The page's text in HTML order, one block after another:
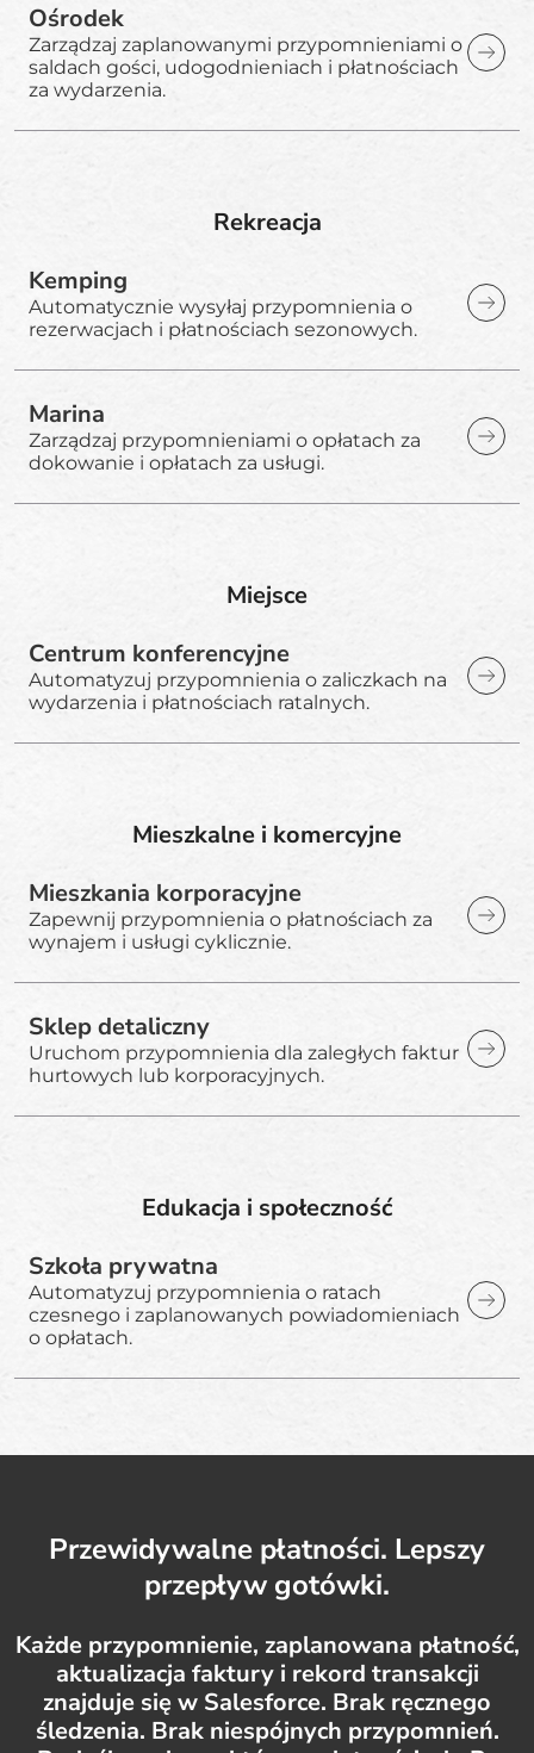
Ośrodek
Zarządzaj zaplanowanymi przypomnieniami o
saldach gości, udogodnieniach i płatnościach
za wydarzenia.
Rekreacja
Kemping
Automatycznie wysyłaj przypomnienia o
rezerwacjach i płatnościach sezonowych.
Marina
Zarządzaj przypomnieniami o opłatach za
dokowanie i opłatach za usługi.
Miejsce
Centrum konferencyjne
Automatyzuj przypomnienia o zaliczkach na
wydarzenia i płatnościach ratalnych.
Mieszkalne i komercyjne
Mieszkania korporacyjne
Zapewnij przypomnienia o płatnościach za
wynajem i usługi cyklicznie.
Sklep detaliczny
Uruchom przypomnienia dla zaległych faktur
hurtowych lub korporacyjnych.
Edukacja i społeczność
Szkoła prywatna
Automatyzuj przypomnienia o ratach
czesnego i zaplanowanych powiadomieniach
o opłatach.
Przewidywalne płatności. Lepszy
przepływ gotówki.
Każde przypomnienie, zaplanowana płatność,
aktualizacja faktury i rekord transakcji
znajduje się w Salesforce. Brak ręcznego
śledzenia. Brak niespójnych przypomnień.